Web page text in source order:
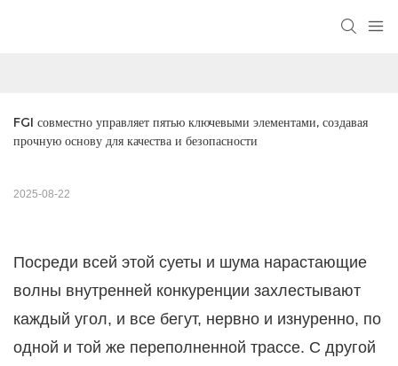
FGI совместно управляет пятью ключевыми элементами, создавая
прочную основу для качества и безопасности
2025-08-22
Посреди всей этой суеты и шума нарастающие
волны внутренней конкуренции захлестывают
каждый угол, и все бегут, нервно и изнуренно, по
одной и той же переполненной трассе. С другой